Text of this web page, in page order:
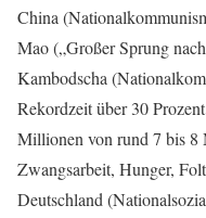
China
Mao („Großer Sprung
Kambodscha
Rekordzeit über 30
Millionen von rund 7 bis 8
Zwangsarbeit, Hunger,
Deutschland